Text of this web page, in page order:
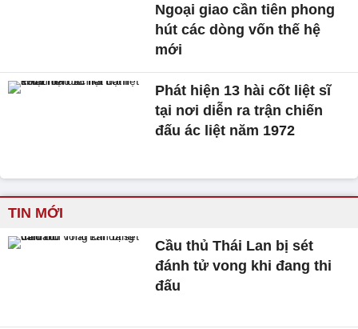
Ngoại giao cần tiên phong
hút các dòng vốn thế hệ
mới
Phát hiện 13 hài cốt liệt sĩ
tại nơi diễn ra trận chiến
đấu ác liệt năm 1972
TIN MỚI
Cầu thủ Thái Lan bị sét
đánh tử vong khi đang thi
đấu